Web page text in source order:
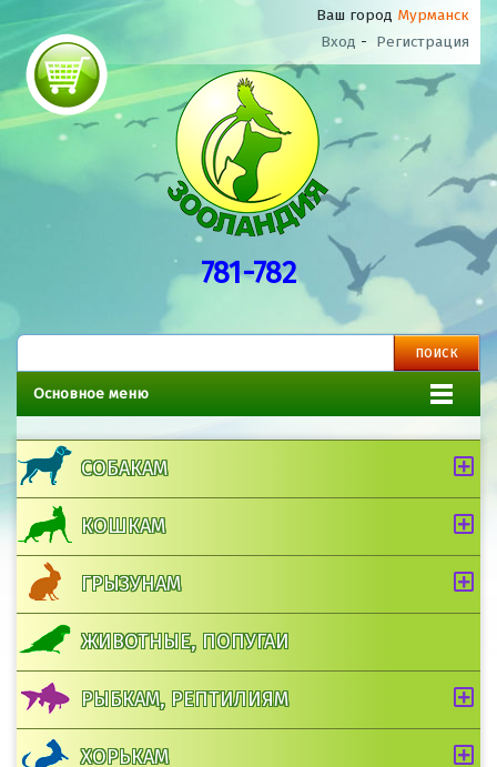
Ваш город Мурманск
Вход - Регистрация
781-782
Основное меню
СОБАКАМ
КОШКАМ
ГРЫЗУНАМ
ЖИВОТНЫЕ, ПОПУГАИ
РЫБКАМ, РЕПТИЛИЯМ
ХОРЬКАМ